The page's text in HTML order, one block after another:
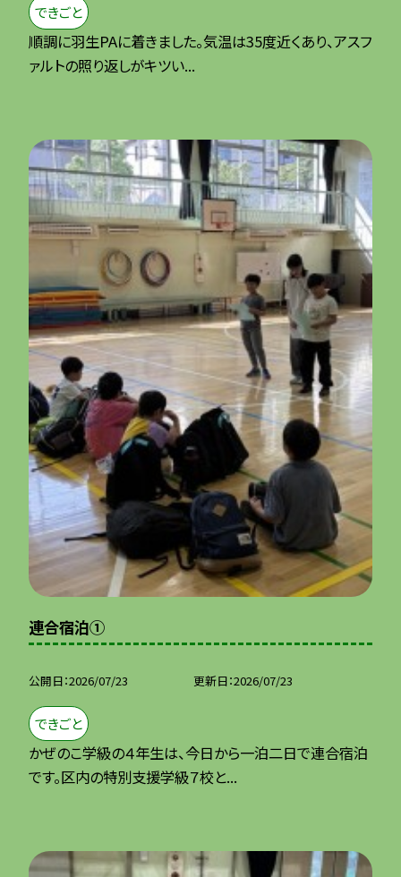
できごと
順調に羽生PAに着きました。気温は35度近くあり、アスフ
ァルトの照り返しがキツい...
連合宿泊①
公開日 2026/07/23 更新日 2026/07/23
できごと
かぜのこ学級の４年生は、今日から一泊二日で連合宿泊
です。区内の特別支援学級７校と...